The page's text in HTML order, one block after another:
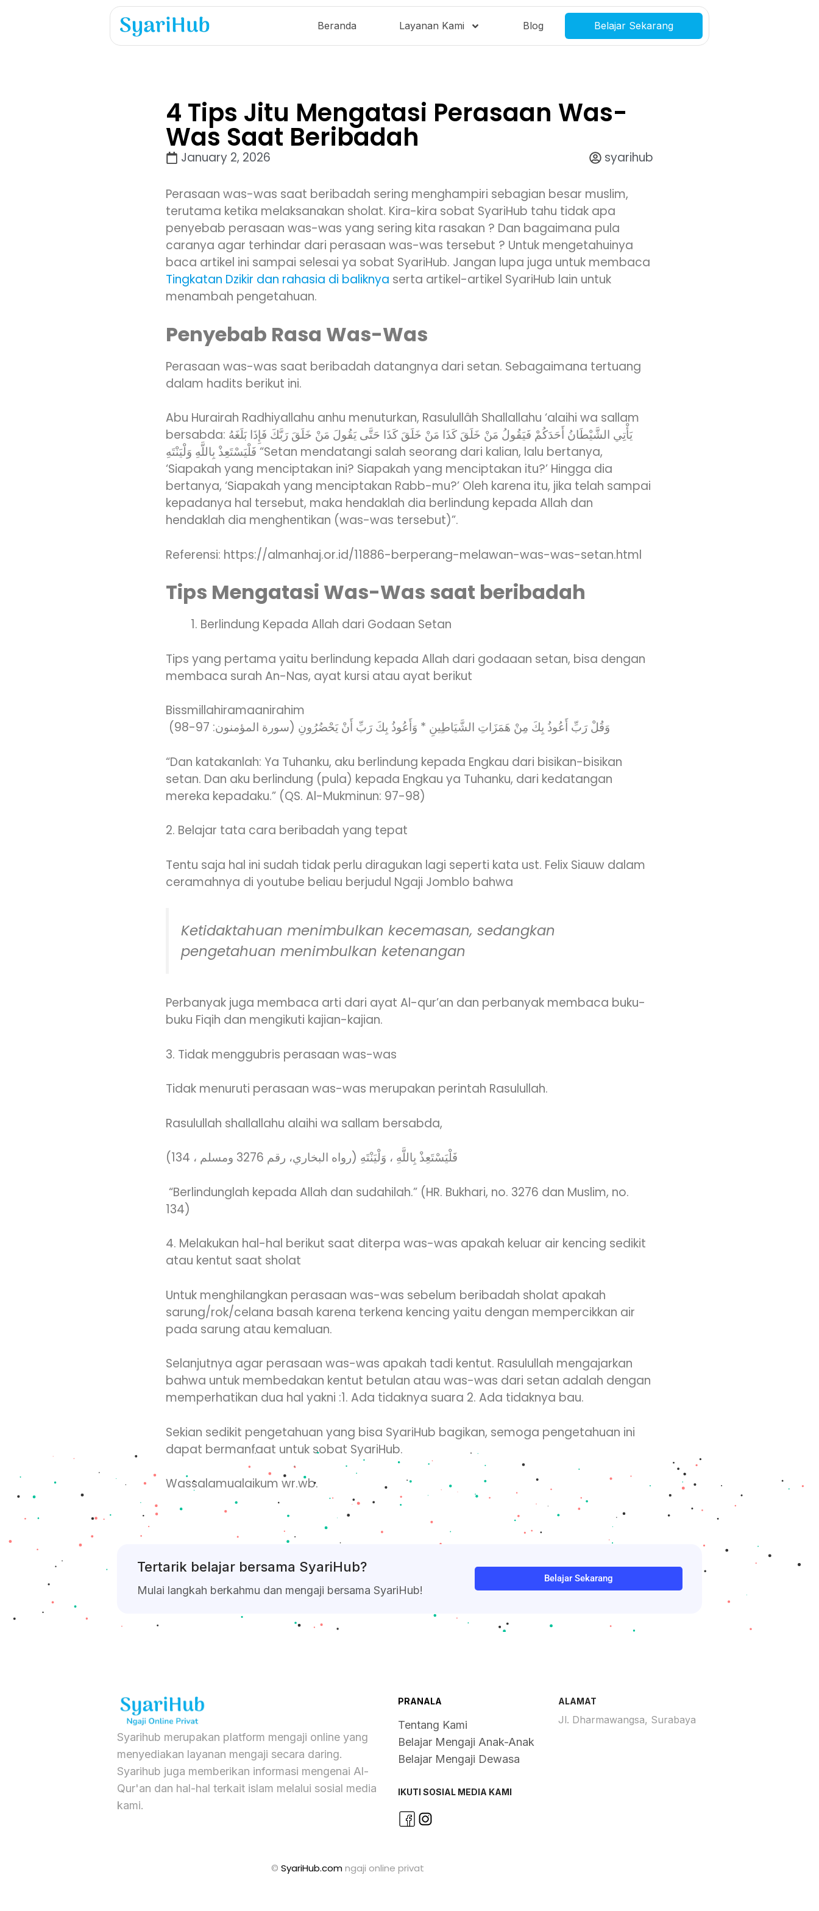
Beranda Layanan Kami Blog Belajar Sekarang
4 Tips Jitu Mengatasi Perasaan Was-
Was Saat Beribadah
January 2, 2026 syarihub
Perasaan was-was saat beribadah sering menghampiri sebagian besar muslim,
terutama ketika melaksanakan sholat. Kira-kira sobat SyariHub tahu tidak apa
penyebab perasaan was-was yang sering kita rasakan ? Dan bagaimana pula
caranya agar terhindar dari perasaan was-was tersebut ? Untuk mengetahuinya
baca artikel ini sampai selesai ya sobat SyariHub. Jangan lupa juga untuk membaca
Tingkatan Dzikir dan rahasia di baliknya serta artikel-artikel SyariHub lain untuk
menambah pengetahuan.
Penyebab Rasa Was-Was
Perasaan was-was saat beribadah datangnya dari setan. Sebagaimana tertuang
dalam hadits berikut ini.
Abu Hurairah Radhiyallahu anhu menuturkan, Rasulullâh Shallallahu ‘alaihi wa sallam
bersabda: يَأْتِي الشَّيْطَانُ أَحَدَكُمْ فَيَقُولُ مَنْ خَلَقَ كَذَا مَنْ خَلَقَ كَذَا حَتَّى يَقُولَ مَنْ خَلَقَ رَبَّكَ فَإِذَا بَلَغَهُ
فَلْيَسْتَعِذْ بِاللَّهِ وَلْيَنْتَهِ “Setan mendatangi salah seorang dari kalian, lalu bertanya,
‘Siapakah yang menciptakan ini? Siapakah yang menciptakan itu?’ Hingga dia
bertanya, ‘Siapakah yang menciptakan Rabb-mu?’ Oleh karena itu, jika telah sampai
kepadanya hal tersebut, maka hendaklah dia berlindung kepada Allah dan
hendaklah dia menghentikan (was-was tersebut)”.
Referensi: https://almanhaj.or.id/11886-berperang-melawan-was-was-setan.html
Tips Mengatasi Was-Was saat beribadah
Berlindung Kepada Allah dari Godaan Setan
Tips yang pertama yaitu berlindung kepada Allah dari godaaan setan, bisa dengan
membaca surah An-Nas, ayat kursi atau ayat berikut
Bissmillahiramaanirahim
وَقُلْ رَبِّ أَعُوذُ بِكَ مِنْ هَمَزَاتِ الشَّيَاطِينِ * وَأَعُوذُ بِكَ رَبِّ أَنْ يَحْضُرُونِ (سورة المؤمنون: 97-98)
“Dan katakanlah: Ya Tuhanku, aku berlindung kepada Engkau dari bisikan-bisikan
setan. Dan aku berlindung (pula) kepada Engkau ya Tuhanku, dari kedatangan
mereka kepadaku.” (QS. Al-Mukminun: 97-98)
2. Belajar tata cara beribadah yang tepat
Tentu saja hal ini sudah tidak perlu diragukan lagi seperti kata ust. Felix Siauw dalam
ceramahnya di youtube beliau berjudul Ngaji Jomblo bahwa
Ketidaktahuan menimbulkan kecemasan, sedangkan
pengetahuan menimbulkan ketenangan
Perbanyak juga membaca arti dari ayat Al-qur’an dan perbanyak membaca buku-
buku Fiqih dan mengikuti kajian-kajian.
3. Tidak menggubris perasaan was-was
Tidak menuruti perasaan was-was merupakan perintah Rasulullah.
Rasulullah shallallahu alaihi wa sallam bersabda,
فَلْيَسْتَعِذْ بِاللَّهِ ، وَلْيَنْتَهِ (رواه البخاري، رقم 3276 ومسلم ، 134)
“Berlindunglah kepada Allah dan sudahilah.” (HR. Bukhari, no. 3276 dan Muslim, no.
134)
4. Melakukan hal-hal berikut saat diterpa was-was apakah keluar air kencing sedikit
atau kentut saat sholat
Untuk menghilangkan perasaan was-was sebelum beribadah sholat apakah
sarung/rok/celana basah karena terkena kencing yaitu dengan mempercikkan air
pada sarung atau kemaluan.
Selanjutnya agar perasaan was-was apakah tadi kentut. Rasulullah mengajarkan
bahwa untuk membedakan kentut betulan atau was-was dari setan adalah dengan
memperhatikan dua hal yakni :1. Ada tidaknya suara 2. Ada tidaknya bau.
Sekian sedikit pengetahuan yang bisa SyariHub bagikan, semoga pengetahuan ini
dapat bermanfaat untuk sobat SyariHub.
Wassalamualaikum wr.wb.
Tertarik belajar bersama SyariHub?
Mulai langkah berkahmu dan mengaji bersama SyariHub!
Belajar Sekarang
Syarihub merupakan platform mengaji online yang
menyediakan layanan mengaji secara daring.
Syarihub juga memberikan informasi mengenai Al-
Qur'an dan hal-hal terkait islam melalui sosial media
kami.
PRANALA
Tentang Kami
Belajar Mengaji Anak-Anak
Belajar Mengaji Dewasa
IKUTI SOSIAL MEDIA KAMI
ALAMAT
Jl. Dharmawangsa, Surabaya
© SyariHub.comngaji online privat